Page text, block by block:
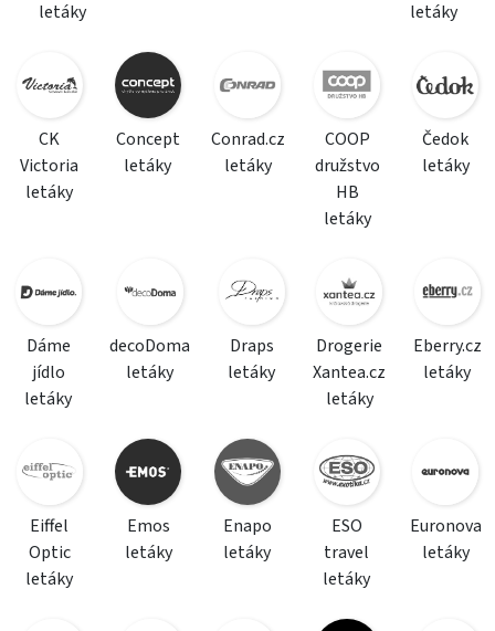
letáky letáky
CK
Victoria
letáky
Concept
letáky
Conrad.cz
letáky
COOP
družstvo
HB
letáky
Čedok
letáky
Dáme
jídlo
letáky
decoDoma
letáky
Draps
letáky
Drogerie
Xantea.cz
letáky
Eberry.cz
letáky
Eiffel
Optic
letáky
Emos
letáky
Enapo
letáky
ESO
travel
letáky
Euronova
letáky